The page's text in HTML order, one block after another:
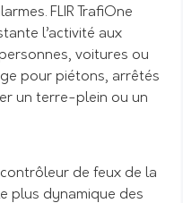
FLIR TrafiOne
l’activité aux
voitures ou
pour piétons, arrêtés
un terre-plein ou un
contrôleur de feux de la
plus dynamique des